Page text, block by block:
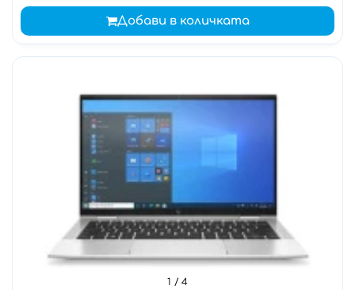
Добави в количката
1 / 4